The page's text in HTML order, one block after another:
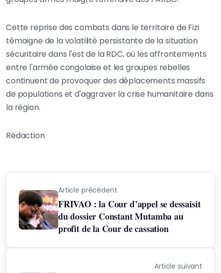
Cette reprise des combats dans le territoire de Fizi
témoigne de la volatilité persistante de la situation
sécuritaire dans l'est de la RDC, où les affrontements
entre l'armée congolaise et les groupes rebelles
continuent de provoquer des déplacements massifs
de populations et d'aggraver la crise humanitaire dans
la région.
Rédaction
Article précédent
FRIVAO : la Cour d’appel se dessaisit
du dossier Constant Mutamba au
profit de la Cour de cassation
Article suivant